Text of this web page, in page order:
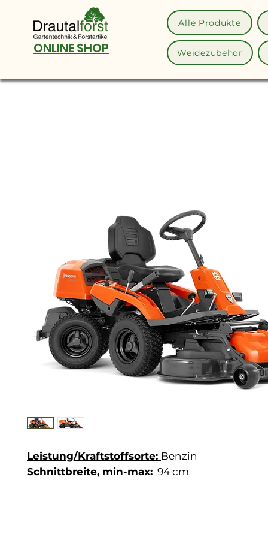
ONLINE SHOP
Alle Produkte
Weidezubehör
Leistung/Kraftstoffsorte: Benzin
Schnittbreite, min-max: 94 cm